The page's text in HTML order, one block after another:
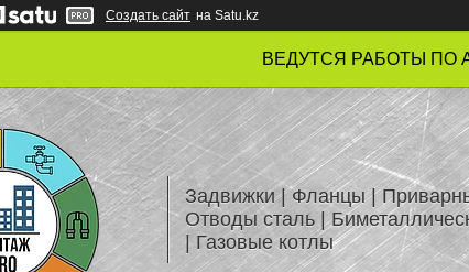
Создать сайт на Satu.kz
ВЕДУТСЯ РАБОТЫ ПО
Задвижки | Фланцы |
Отводы сталь |
| Газовые котлы